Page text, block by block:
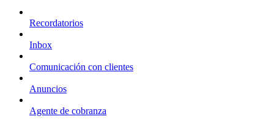
Recordatorios
Inbox
Comunicación con clientes
Anuncios
Agente de cobranza